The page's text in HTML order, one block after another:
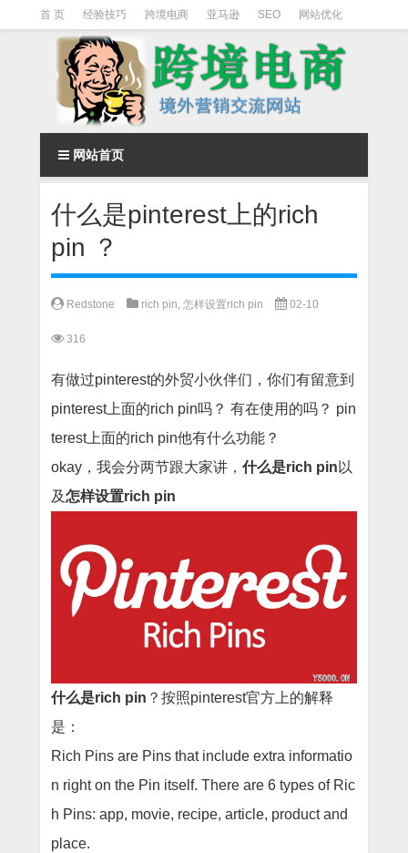
首 页 经验技巧 跨境电商 亚马逊 SEO 网站优化
Facebook营销 Facebook广告 facebook营销技巧
instagram营销
网站首页
什么是pinterest上的rich
pin ？
Redstone rich pin, 怎样设置rich pin 02-10
316
有做过pinterest的外贸小伙伴们，你们有留意到
pinterest上面的rich pin吗？ 有在使用的吗？ pin
terest上面的rich pin他有什么功能？
okay，我会分两节跟大家讲， 什么是rich pin 以
及怎样设置rich pin
什么是rich pin ？按照pinterest官方上的解释
是：
Rich Pins are Pins that include extra informatio
n right on the Pin itself. There are 6 types of Ric
h Pins: app, movie, recipe, article, product and
place.